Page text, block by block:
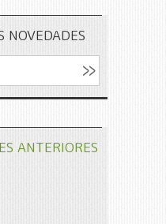
NOVEDADES
ANTERIORES